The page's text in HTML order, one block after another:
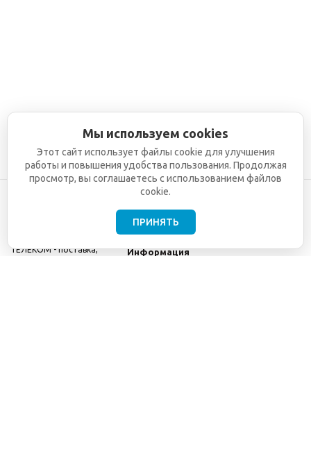
ТЕЛЕКОМ - поставка,
Информация
Мы используем cookies
Этот сайт использует файлы cookie для улучшения
работы и повышения удобства пользования. Продолжая
просмотр, вы соглашаетесь с использованием файлов
cookie.
ПРИНЯТЬ